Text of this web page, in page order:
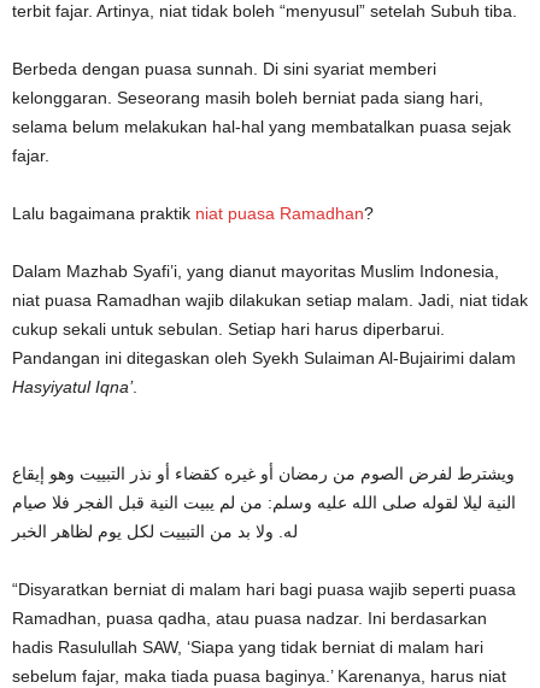
terbit fajar. Artinya, niat tidak boleh “menyusul” setelah Subuh tiba.
Berbeda dengan puasa sunnah. Di sini syariat memberi
kelonggaran. Seseorang masih boleh berniat pada siang hari,
selama belum melakukan hal-hal yang membatalkan puasa sejak
fajar.
Lalu bagaimana praktik niat puasa Ramadhan?
Dalam Mazhab Syafi’i, yang dianut mayoritas Muslim Indonesia,
niat puasa Ramadhan wajib dilakukan setiap malam. Jadi, niat tidak
cukup sekali untuk sebulan. Setiap hari harus diperbarui.
Pandangan ini ditegaskan oleh Syekh Sulaiman Al-Bujairimi dalam
Hasyiyatul Iqna’.
ويشترط لفرض الصوم من رمضان أو غيره كقضاء أو نذر التبييت وهو إيقاع
النية ليلا لقوله صلى الله عليه وسلم: من لم يبيت النية قبل الفجر فلا صيام
له. ولا بد من التبييت لكل يوم لظاهر الخبر
“Disyaratkan berniat di malam hari bagi puasa wajib seperti puasa
Ramadhan, puasa qadha, atau puasa nadzar. Ini berdasarkan
hadis Rasulullah SAW, ‘Siapa yang tidak berniat di malam hari
sebelum fajar, maka tiada puasa baginya.’ Karenanya, harus niat